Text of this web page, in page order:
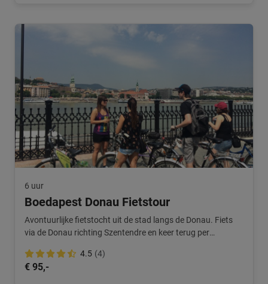
6 uur
Boedapest Donau Fietstour
Avontuurlijke fietstocht uit de stad langs de Donau. Fiets
via de Donau richting Szentendre en keer terug per
4.5 (4)
€ 95,-